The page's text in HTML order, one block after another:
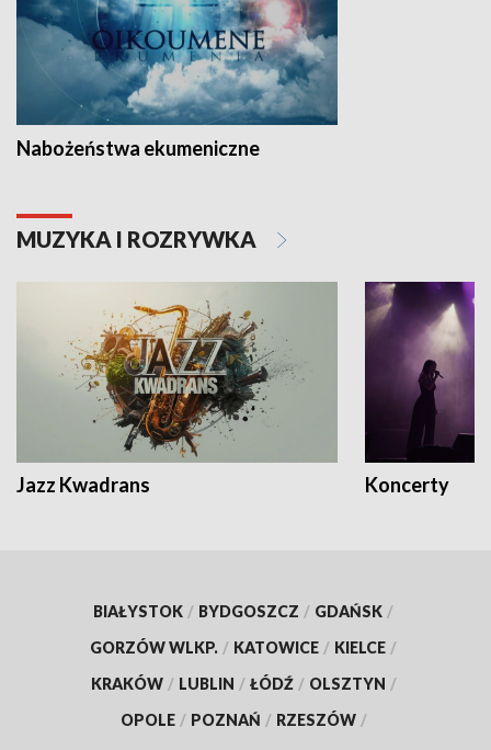
Nabożeństwa ekumeniczne
MUZYKA I ROZRYWKA
Jazz Kwadrans Koncerty
BIAŁYSTOK / BYDGOSZCZ / GDAŃSK /
GORZÓW WLKP. / KATOWICE / KIELCE /
KRAKÓW / LUBLIN / ŁÓDŹ / OLSZTYN /
OPOLE / POZNAŃ / RZESZÓW /